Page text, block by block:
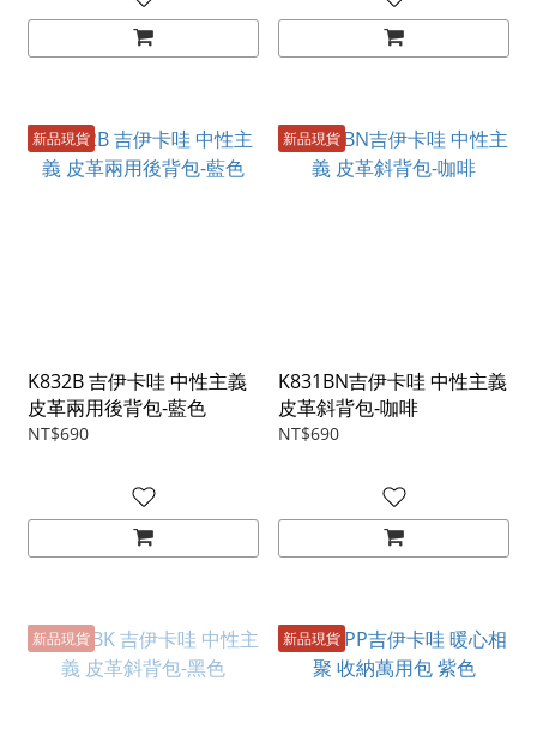
新品現貨
K832B 吉伊卡哇 中性主義
皮革兩用後背包-藍色
NT$690
新品現貨
K831BN吉伊卡哇 中性主義
皮革斜背包-咖啡
NT$690
新品現貨 新品現貨